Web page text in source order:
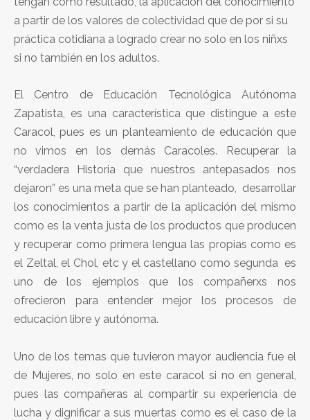
a partir de los valores de colectividad que de por si su
práctica cotidiana a logrado crear no solo en los niñxs
si no también en los adultos.
El Centro de Educación Tecnológica Autónoma
Zapatista, es una característica que distingue a este
Caracol, pues es un planteamiento de educación que
no vimos en los demás Caracoles. Recuperar la
“verdadera Historia que nuestros antepasados nos
dejaron” es una meta que se han planteado, desarrollar
los conocimientos a partir de la aplicación del mismo
como es la venta justa de los productos que producen
y recuperar como primera lengua las propias como es
el Zeltal, el Chol, etc y el castellano como segunda es
uno de los ejemplos que los compañerxs nos
ofrecieron para entender mejor los procesos de
educación libre y autónoma.
Uno de los temas que tuvieron mayor audiencia fue el
de Mujeres, no solo en este caracol si no en general,
pues las compañeras al compartir su experiencia de
lucha y dignificar a sus muertas como es el caso de la